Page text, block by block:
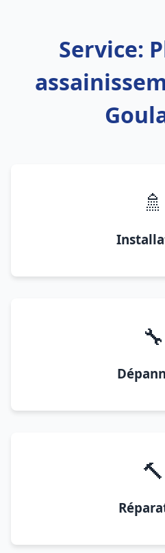
Service:
🚿
🔧
🔨